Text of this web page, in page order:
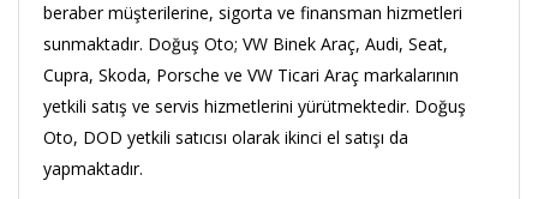
beraber müşterilerine, sigorta ve finansman hizmetleri
sunmaktadır. Doğuş Oto; VW Binek Araç, Audi, Seat,
Cupra, Skoda, Porsche ve VW Ticari Araç markalarının
yetkili satış ve servis hizmetlerini yürütmektedir. Doğuş
Oto, DOD yetkili satıcısı olarak ikinci el satışı da
yapmaktadır.